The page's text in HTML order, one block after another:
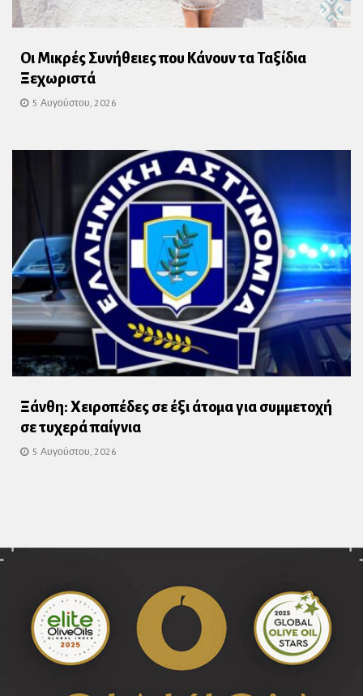
Οι Μικρές Συνήθειες που Κάνουν τα Ταξίδια
Ξεχωριστά
5 Αυγούστου, 2026
Ξάνθη: Χειροπέδες σε έξι άτομα για συμμετοχή
σε τυχερά παίγνια
5 Αυγούστου, 2026